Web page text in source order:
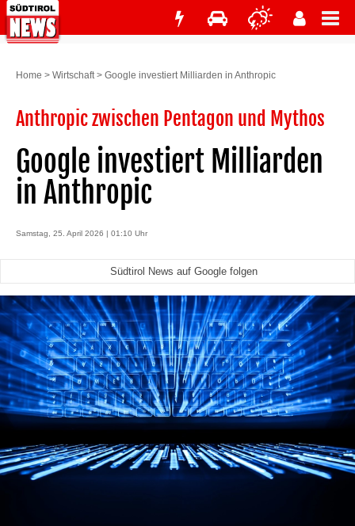
Home > Wirtschaft> Google investiert Milliarden in Anthropic
Anthropic zwischen Pentagon und Mythos
Google investiert Milliarden
in Anthropic
Samstag, 25. April 2026 | 01:10 Uhr
Südtirol News auf Google folgen